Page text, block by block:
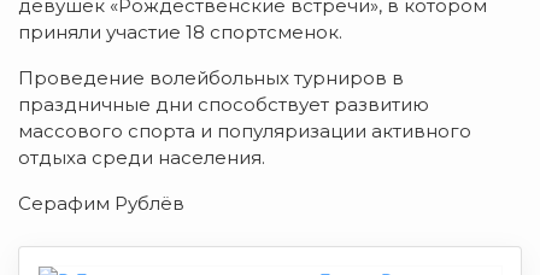
девушек «Рождественские встречи», в котором
приняли участие 18 спортсменок.
Проведение волейбольных турниров в
праздничные дни способствует развитию
массового спорта и популяризации активного
отдыха среди населения.
Серафим Рублёв